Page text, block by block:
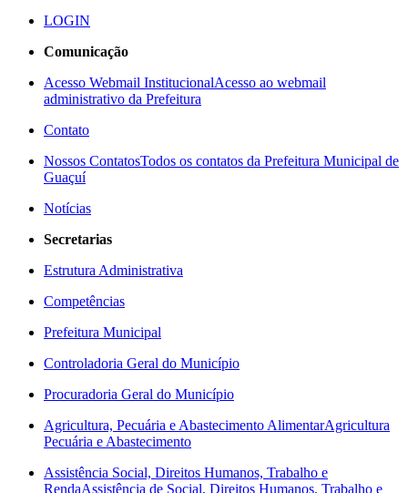
LOGIN
Comunicação
Acesso Webmail InstitucionalAcesso ao webmail
administrativo da Prefeitura
Contato
Nossos ContatosTodos os contatos da Prefeitura Municipal de
Guaçuí
Notícias
Secretarias
Estrutura Administrativa
Competências
Prefeitura Municipal
Controladoria Geral do Município
Procuradoria Geral do Município
Agricultura, Pecuária e Abastecimento AlimentarAgricultura
Pecuária e Abastecimento
Assistência Social, Direitos Humanos, Trabalho e
RendaAssistência de Social, Direitos Humanos, Trabalho e